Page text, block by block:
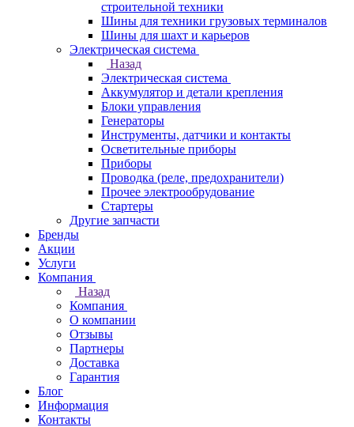
строительной техники
Шины для техники грузовых терминалов
Шины для шахт и карьеров
Электрическая система
Назад
Электрическая система
Аккумулятор и детали крепления
Блоки управления
Генераторы
Инструменты, датчики и контакты
Осветительные приборы
Приборы
Проводка (реле, предохранители)
Прочее электрообрудование
Стартеры
Другие запчасти
Бренды
Акции
Услуги
Компания
Назад
Компания
О компании
Отзывы
Партнеры
Доставка
Гарантия
Блог
Информация
Контакты